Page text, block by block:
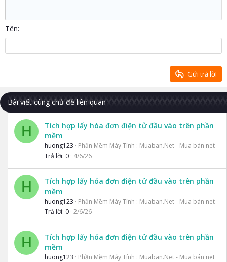
18
22
Verdana
Heading 2
Heading 3
Tên
Gửi trả lời
Bài viết cùng chủ đề liên quan
H
Tích hợp lấy hóa đơn điện tử đầu vào trên phần
mềm
huong123
Phần Mềm Máy Tính : Muaban.Net - Mua bán net
Trả lời 0 4/6/26
H
Tích hợp lấy hóa đơn điện tử đầu vào trên phần
mềm
huong123
Phần Mềm Máy Tính : Muaban.Net - Mua bán net
Trả lời 0 2/6/26
H
Tích hợp lấy hóa đơn điện tử đầu vào trên phần
mềm
huong123
Phần Mềm Máy Tính : Muaban.Net - Mua bán net